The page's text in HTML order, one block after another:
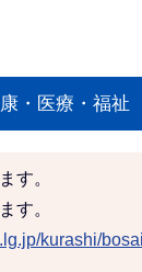
・医療・福祉
す。
す。
kurashi/